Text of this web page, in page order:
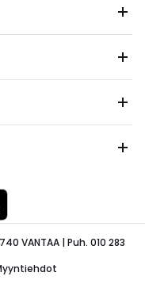
VANTAA | Puh. 010 283